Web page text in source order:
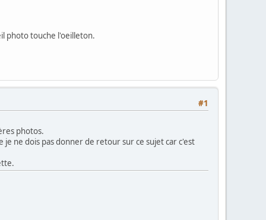
photo touche l'oeilleton.
#1
photos.
je ne dois pas donner de retour sur ce sujet car c'est